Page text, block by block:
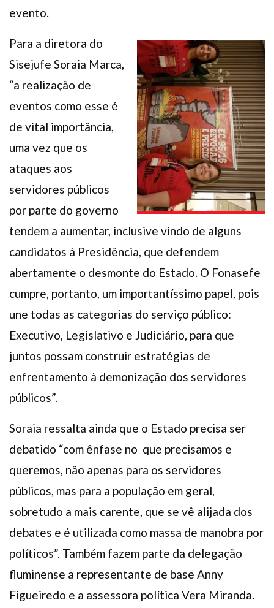
evento.
Para a diretora do
Sisejufe Soraia Marca,
“a realização de
eventos como esse é
de vital importância,
uma vez que os
ataques aos
servidores públicos
por parte do governo
tendem a aumentar, inclusive vindo de alguns
candidatos à Presidência, que defendem
abertamente o desmonte do Estado. O Fonasefe
cumpre, portanto, um importantíssimo papel, pois
une todas as categorias do serviço público:
Executivo, Legislativo e Judiciário, para que
juntos possam construir estratégias de
enfrentamento à demonização dos servidores
públicos”.
Soraia ressalta ainda que o Estado precisa ser
debatido “com ênfase no que precisamos e
queremos, não apenas para os servidores
públicos, mas para a população em geral,
sobretudo a mais carente, que se vê alijada dos
debates e é utilizada como massa de manobra por
políticos”. Também fazem parte da delegação
fluminense a representante de base Anny
Figueiredo e a assessora política Vera Miranda.